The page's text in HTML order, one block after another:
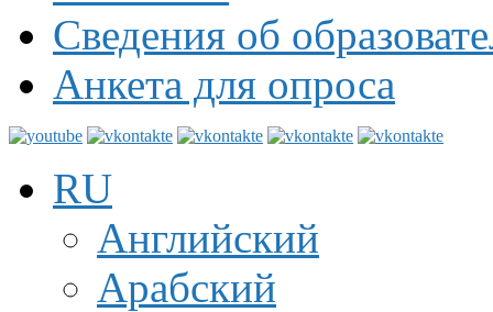
Сведения об
Анкета для опроса
RU
Английский
Арабский